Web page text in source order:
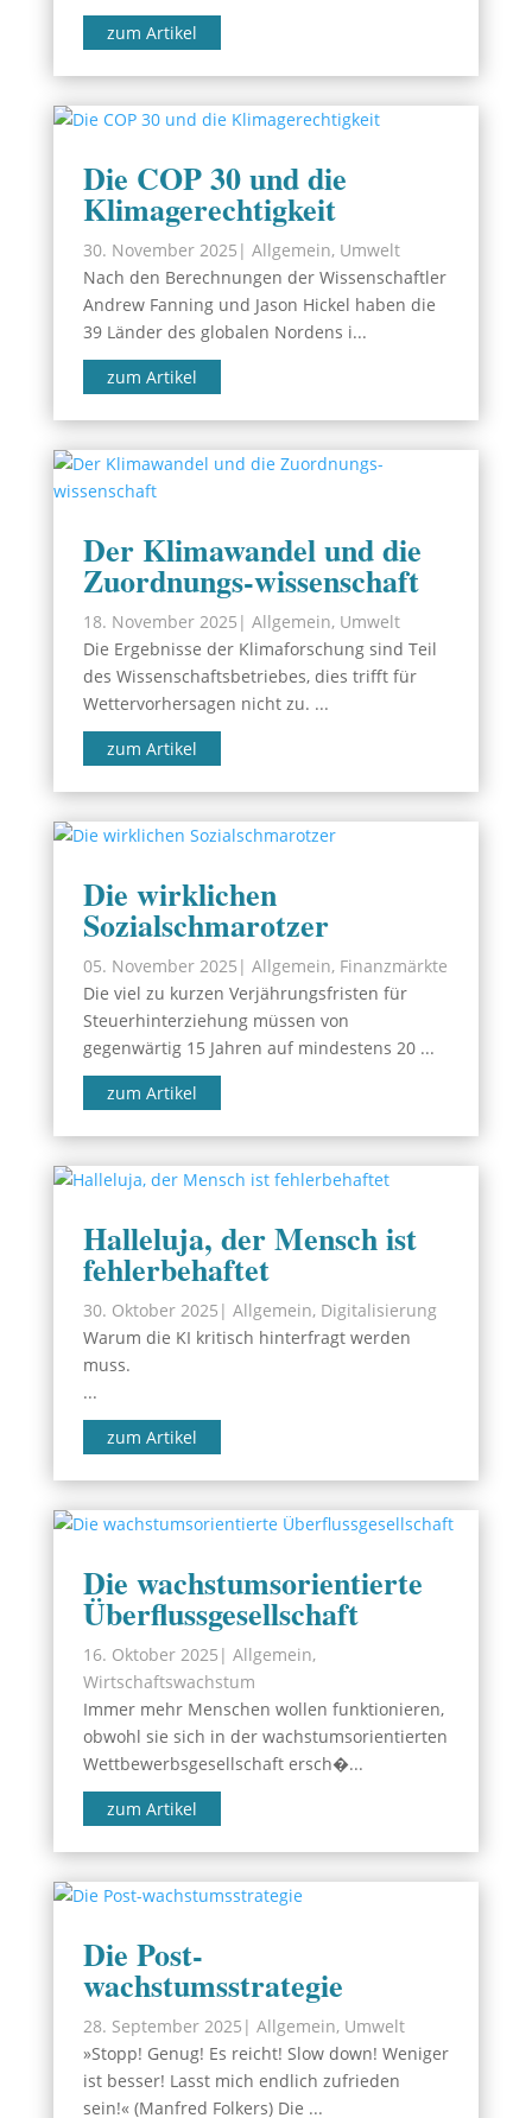
zum Artikel
Die COP 30 und die
Klimagerechtigkeit
30. November 2025 | Allgemein, Umwelt
Nach den Berechnungen der Wissenschaftler
Andrew Fanning und Jason Hickel haben die
39 Länder des globalen Nordens i...
zum Artikel
Der Klimawandel und die
Zuordnungs-wissenschaft
18. November 2025 | Allgemein, Umwelt
Die Ergebnisse der Klimaforschung sind Teil
des Wissenschaftsbetriebes, dies trifft für
Wettervorhersagen nicht zu. ...
zum Artikel
Die wirklichen
Sozialschmarotzer
05. November 2025 | Allgemein, Finanzmärkte
Die viel zu kurzen Verjährungsfristen für
Steuerhinterziehung müssen von
gegenwärtig 15 Jahren auf mindestens 20 ...
zum Artikel
Halleluja, der Mensch ist
fehlerbehaftet
30. Oktober 2025 | Allgemein, Digitalisierung
Warum die KI kritisch hinterfragt werden
muss.
...
zum Artikel
Die wachstumsorientierte
Überflussgesellschaft
16. Oktober 2025 | Allgemein,
Wirtschaftswachstum
Immer mehr Menschen wollen funktionieren,
obwohl sie sich in der wachstumsorientierten
Wettbewerbsgesellschaft ersch�...
zum Artikel
Die Post-
wachstumsstrategie
28. September 2025 | Allgemein, Umwelt
»Stopp! Genug! Es reicht! Slow down! Weniger
ist besser! Lasst mich endlich zufrieden
sein!« (Manfred Folkers) Die ...